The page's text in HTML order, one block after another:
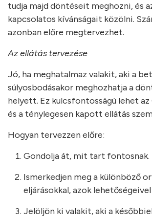
tudja majd döntéseit meghozni, és
kapcsolatos kívánságait közölni.
azonban előre megtervezhet.
Az ellátás tervezése
Jó, ha meghatalmaz valakit, aki a
súlyosbodásakor meghozhatja a
helyett. Ez kulcsfontosságú lehet
és a ténylegesen kapott ellátás
Hogyan tervezzen előre:
Gondolja át, mit tart fontosnak.
Ismerkedjen meg a különböző
eljárásokkal, azok
Jelöljön ki valakit, aki a